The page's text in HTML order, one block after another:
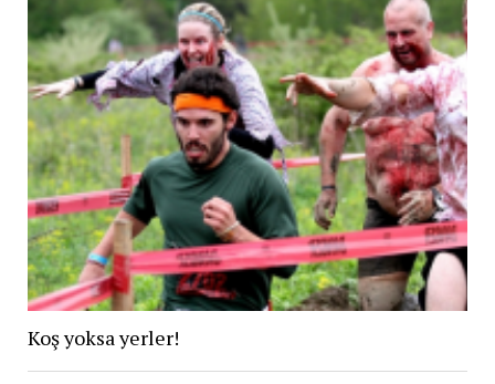
Koş yoksa yerler!